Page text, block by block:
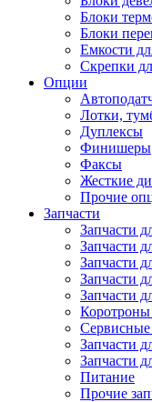
Блоки
Блоки
Емкости
Скрепки
Опции
Лотки,
Дуплексы
Финишеры
Факсы
Жесткие
Прочие
Запчасти
Запчасти
Запчасти
Запчасти
Запчасти
Запчасти
Коротроны
Запчасти
Запчасти
Питание
Прочие